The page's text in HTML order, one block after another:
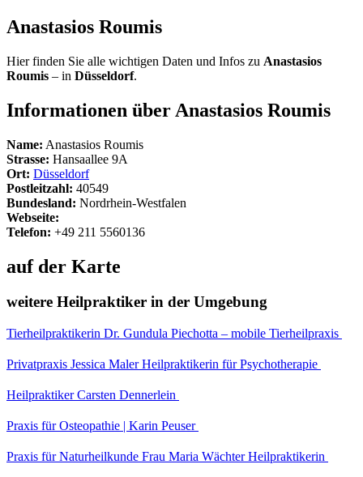
Anastasios Roumis
Hier finden Sie alle wichtigen Daten und Infos zu Anastasios
Roumis – in Düsseldorf.
Informationen über Anastasios Roumis
Name: Anastasios Roumis
Strasse: Hansaallee 9A
Ort: Düsseldorf
Postleitzahl: 40549
Bundesland: Nordrhein-Westfalen
Webseite:
Telefon: +49 211 5560136
auf der Karte
weitere Heilpraktiker in der Umgebung
Tierheilpraktikerin Dr. Gundula Piechotta – mobile Tierheilpraxis
Privatpraxis Jessica Maler Heilpraktikerin für Psychotherapie
Heilpraktiker Carsten Dennerlein
Praxis für Osteopathie | Karin Peuser
Praxis für Naturheilkunde Frau Maria Wächter Heilpraktikerin